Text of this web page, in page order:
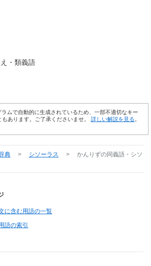
・類義語
ムで自動的に生成されているため、一部不適切なキー
あります。ご了承くださいませ。 詳しい解説を見る
典 > シソーラス > かんりずの同義語・シソ
に含む用語の一覧
語の索引